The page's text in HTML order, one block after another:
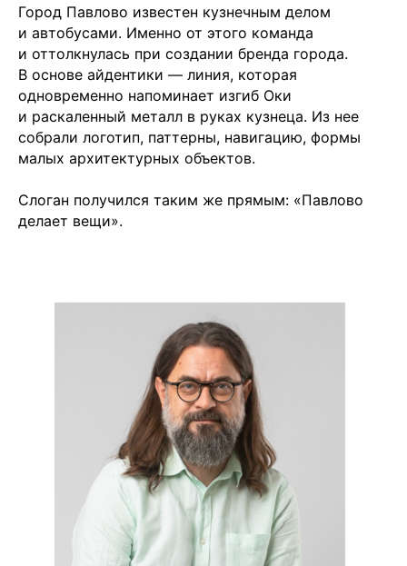
Город Павлово известен кузнечным делом
и автобусами. Именно от этого команда
и оттолкнулась при создании бренда города.
В основе айдентики — линия, которая
одновременно напоминает изгиб Оки
и раскаленный металл в руках кузнеца. Из нее
собрали логотип, паттерны, навигацию, формы
малых архитектурных объектов.
Слоган получился таким же прямым: «Павлово
делает вещи».